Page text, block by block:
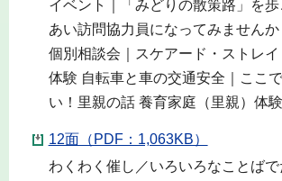
イベント｜「みどりの散策路」を歩
あい訪問協力員になってみません
個別相談会｜スケアード・ストレ
体験 自転車と車の交通安全｜ここ
い！里親の話 養育家庭（里親）体
12面（PDF：1,063KB）
わくわく催し／いろいろなことば